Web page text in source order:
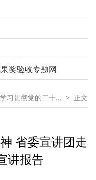
奖验收专题网
学习贯彻党的二十... > 正文
省委宣讲团走
讲报告